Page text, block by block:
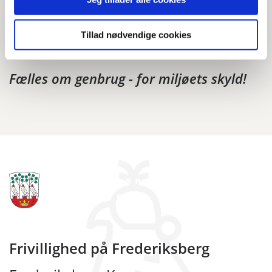
Tillad nødvendige cookies
eller udgifterne til at aflevere affald og genbrug.
Miljøenheden kan kontaktes på telefon 3821 4086 eller
viaaffald@frederiksberg.dk.
Fælles om genbrug - for miljøets skyld!
Frivillighed på Frederiksberg